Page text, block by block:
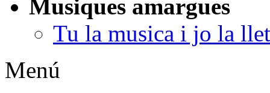
Musiques amargues
Tu la musica i jo la
Menú